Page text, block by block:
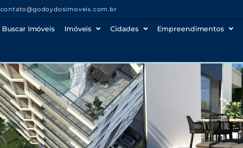
contato@godoydosimoveis.com.br
Buscar Imóveis Imóveis Cidades Empreendimentos